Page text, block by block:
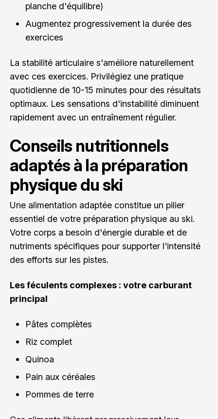
planche d'équilibre)
Augmentez progressivement la durée des
exercices
La stabilité articulaire s'améliore naturellement
avec ces exercices. Privilégiez une pratique
quotidienne de 10-15 minutes pour des résultats
optimaux. Les sensations d'instabilité diminuent
rapidement avec un entraînement régulier.
Conseils nutritionnels
adaptés à la préparation
physique du ski
Une alimentation adaptée constitue un pilier
essentiel de votre préparation physique au ski.
Votre corps a besoin d'énergie durable et de
nutriments spécifiques pour supporter l'intensité
des efforts sur les pistes.
Les féculents complexes : votre carburant
principal
Pâtes complètes
Riz complet
Quinoa
Pain aux céréales
Pommes de terre